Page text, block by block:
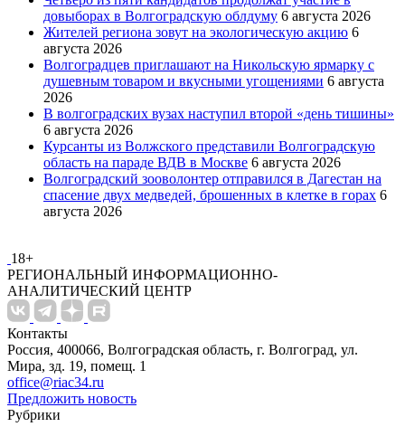
довыборах в Волгоградскую облдуму 6 августа 2026
Жителей региона зовут на экологическую акцию 6
августа 2026
Волгоградцев приглашают на Никольскую ярмарку с
душевным товаром и вкусными угощениями 6 августа
2026
В волгоградских вузах наступил второй «день тишины»
6 августа 2026
Курсанты из Волжского представили Волгоградскую
область на параде ВДВ в Москве 6 августа 2026
Волгоградский зооволонтер отправился в Дагестан на
спасение двух медведей, брошенных в клетке в горах 6
августа 2026
18+
РЕГИОНАЛЬНЫЙ ИНФОРМАЦИОННО-
АНАЛИТИЧЕСКИЙ ЦЕНТР
Контакты
Россия, 400066, Волгоградская область, г. Волгоград, ул.
Мира, зд. 19, помещ. 1
office@riac34.ru
Предложить новость
Рубрики